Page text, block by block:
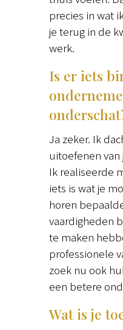
precies in wat
je terug in de
werk.
Is er iets
Ja zeker. Ik
uitoefenen van
Ik realiseerde
iets is wat je
horen
vaardigheden
te maken
professionele
zoek nu ook
een betere
Wat is je